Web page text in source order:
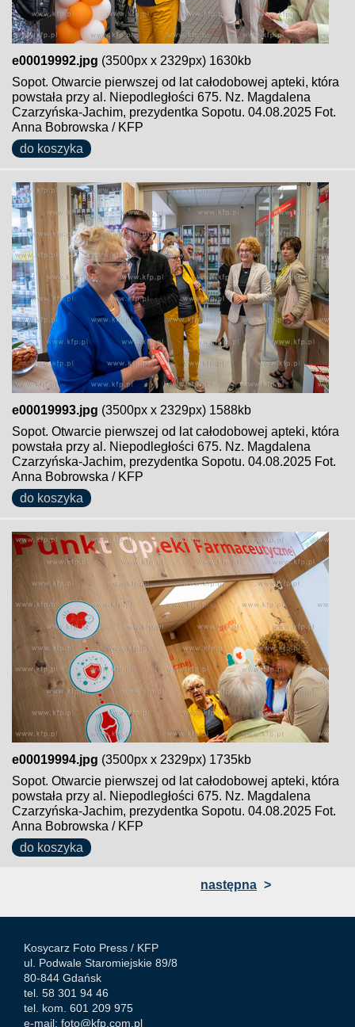
e00019992.jpg (3500px x 2329px) 1630kb
Sopot. Otwarcie pierwszej od lat całodobowej apteki, która
powstała przy al. Niepodległości 675. Nz. Magdalena
Czarzyńska-Jachim, prezydentka Sopotu. 04.08.2025 Fot.
Anna Bobrowska / KFP
do koszyka
e00019993.jpg (3500px x 2329px) 1588kb
Sopot. Otwarcie pierwszej od lat całodobowej apteki, która
powstała przy al. Niepodległości 675. Nz. Magdalena
Czarzyńska-Jachim, prezydentka Sopotu. 04.08.2025 Fot.
Anna Bobrowska / KFP
do koszyka
e00019994.jpg (3500px x 2329px) 1735kb
Sopot. Otwarcie pierwszej od lat całodobowej apteki, która
powstała przy al. Niepodległości 675. Nz. Magdalena
Czarzyńska-Jachim, prezydentka Sopotu. 04.08.2025 Fot.
Anna Bobrowska / KFP
do koszyka
następna >
Kosycarz Foto Press / KFP
ul. Podwale Staromiejskie 89/8
80-844 Gdańsk
tel. 58 301 94 46
tel. kom. 601 209 975
e-mail: foto@kfp.com.pl